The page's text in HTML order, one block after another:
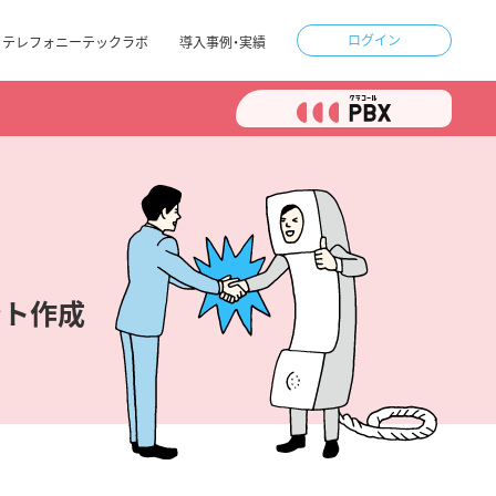
テレフォニーテックラボ 導入事例・実績 ログイン
作成